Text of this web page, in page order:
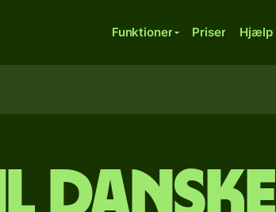
Funktioner Priser Hjælp
danske